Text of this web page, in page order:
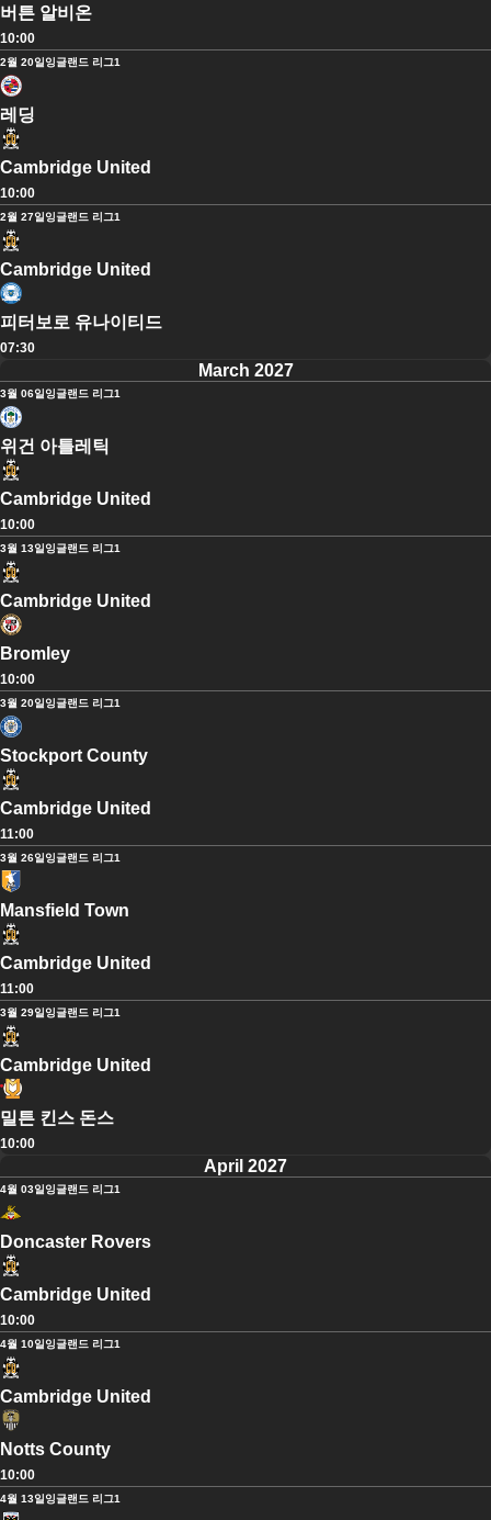
버튼 알비온
10:00
2월 20일잉글랜드 리그1
레딩
Cambridge United
10:00
2월 27일잉글랜드 리그1
Cambridge United
피터보로 유나이티드
07:30
March 2027
3월 06일잉글랜드 리그1
위건 아틀레틱
Cambridge United
10:00
3월 13일잉글랜드 리그1
Cambridge United
Bromley
10:00
3월 20일잉글랜드 리그1
Stockport County
Cambridge United
11:00
3월 26일잉글랜드 리그1
Mansfield Town
Cambridge United
11:00
3월 29일잉글랜드 리그1
Cambridge United
밀튼 킨스 돈스
10:00
April 2027
4월 03일잉글랜드 리그1
Doncaster Rovers
Cambridge United
10:00
4월 10일잉글랜드 리그1
Cambridge United
Notts County
10:00
4월 13일잉글랜드 리그1